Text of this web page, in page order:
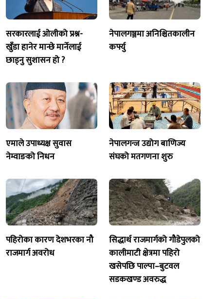
सरकारलाई ओलीको प्रश्न-
खुँडा हानेर मान्छे मार्नेलाई
छाड्नु सुशासन हो ?
नेपालगञ्जमा अनिश्चितकालीन
कर्फ्यु
एमाले उपाध्यक्ष सुवास
नेम्वाङको निधन
नेपालगन्ज उद्योग बाणिज्य
संघको मतगणना शुरु
पहिरोका कारण देशभरका नौ
राजमार्ग अवरोध
सिद्धार्थ राजमार्गको गौडेपुलको
कालीमाटी क्षेत्रमा पहिरो
खसेपछि पाल्पा–बुटवल
सडकखण्ड अवरुद्ध